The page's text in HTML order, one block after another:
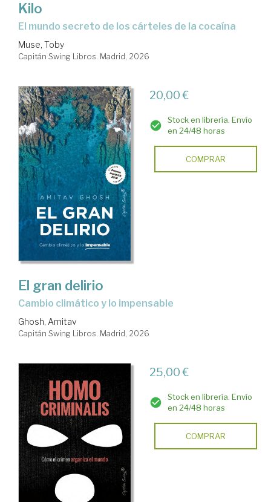
Kilo
El mundo secreto de los cárteles de la cocaína
Muse, Toby
Capitán Swing Libros. Madrid, 2026
20,00 €
Stock en librería. Envío
en 24/48 horas
COMPRAR
El gran delirio
Cambio climático y lo impensable
Ghosh, Amitav
Capitán Swing Libros. Madrid, 2026
25,00 €
Stock en librería. Envío
en 24/48 horas
COMPRAR